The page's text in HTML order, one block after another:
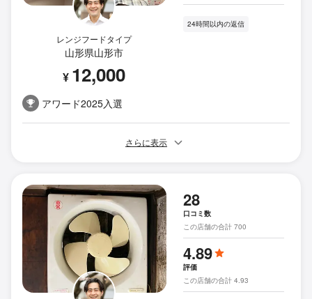
レンジフードタイプ
山形県山形市
¥ 12,000
アワード2025入選
24時間以内の返信
さらに表示
28
口コミ数
この店舗の合計 700
4.89
評価
この店舗の合計 4.93